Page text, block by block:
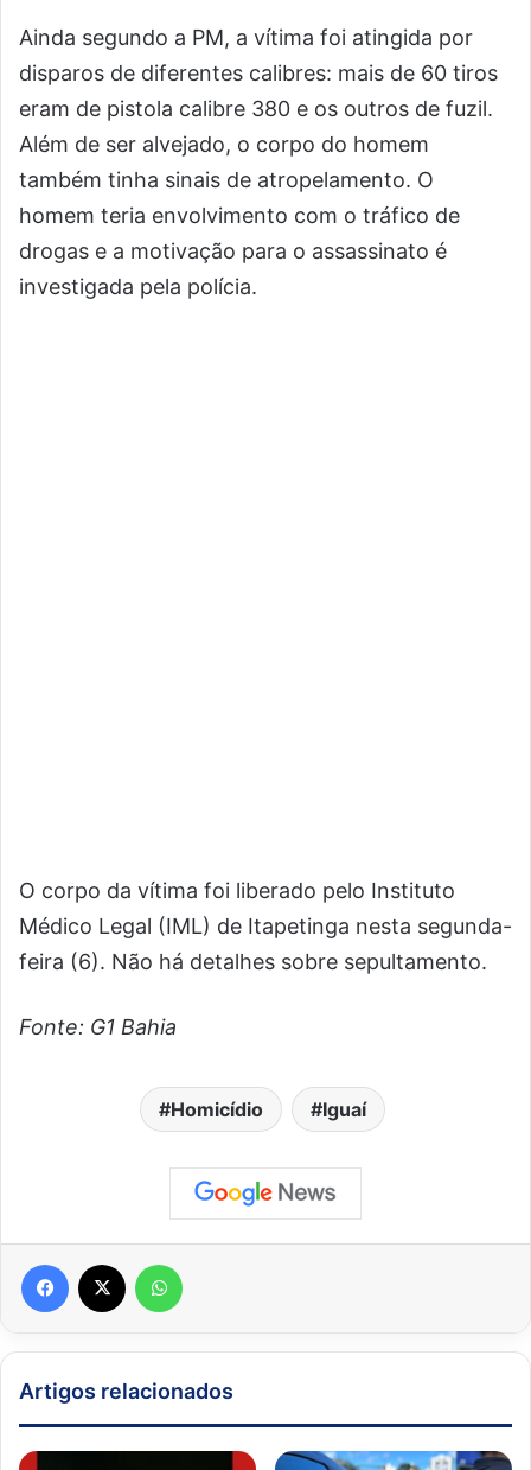
Ainda segundo a PM, a vítima foi atingida por
disparos de diferentes calibres: mais de 60 tiros
eram de pistola calibre 380 e os outros de fuzil.
Além de ser alvejado, o corpo do homem
também tinha sinais de atropelamento. O
homem teria envolvimento com o tráfico de
drogas e a motivação para o assassinato é
investigada pela polícia.
O corpo da vítima foi liberado pelo Instituto
Médico Legal (IML) de Itapetinga nesta segunda-
feira (6). Não há detalhes sobre sepultamento.
Fonte: G1 Bahia
Homicídio Iguaí
Facebook
Artigos relacionados